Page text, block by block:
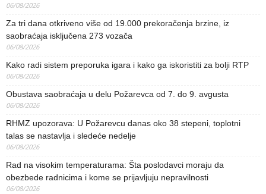
06/08/2026
Za tri dana otkriveno više od 19.000 prekoračenja brzine, iz
saobraćaja isključena 273 vozača
06/08/2026
Kako radi sistem preporuka igara i kako ga iskoristiti za bolji RTP
06/08/2026
Obustava saobraćaja u delu Požarevca od 7. do 9. avgusta
06/08/2026
RHMZ upozorava: U Požarevcu danas oko 38 stepeni, toplotni
talas se nastavlja i sledeće nedelje
06/08/2026
Rad na visokim temperaturama: Šta poslodavci moraju da
obezbede radnicima i kome se prijavljuju nepravilnosti
06/08/2026